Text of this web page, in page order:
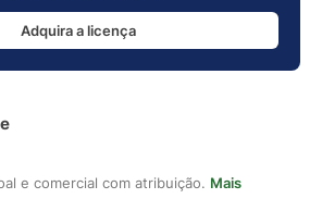
Adquira a licença
e comercial com atribuição. Mais